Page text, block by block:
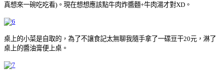
真想來一碗吃吃看)。現在想想應該點牛肉炸醬麵+牛肉湯才對XD。
桌上的小菜是自取的，為了不讓食記太無聊我隨手拿了一碟豆干20元，淋了
桌上的醬油膏便上桌。